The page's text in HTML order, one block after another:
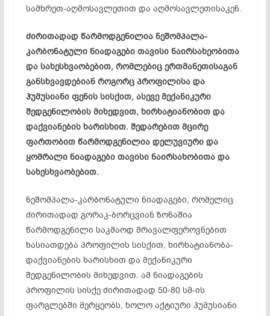
სამხრეთ-აღმოსავლეთით და აღმოსავლეთისაკენ.
ძირითადად წარმოდგენილია ნეშომპალა-
კარბონატული ნიადაგები თავისი ნაირსახეობითა
და სახესხვაობებით, რომლებიც ერთმანეთისაგან
განსხვავდებიან როგორც პროფილისა და
ჰუმუსიანი ფენის სისქით, ასევე მექანიკური
შედგენილობის მიხედვით, ხირხატიანობით და
დაქვიანების ხარისხით. შედარებით მცირე
ფართობით წარმოდგენილია დელუვიური და
ყომრალი ნიადაგები თავისი ნაირსახობითა და
სახესხვაობებით.
ნეშომპალა-კარბონატული ნიადაგები, რომელიც
ძირითადად გორაკ-ბორცვიან ზონაშია
წარმოდგენილი საკმაოდ მრავალფეროვნებით
ხასიათდება პროფილის სისქით, ხირხატიანობა-
დაქვიანების ხარისხით და მექანიკური
შედგენილობის მიხედვით. ამ ნიადაგების
პროფილის სისქე ძირითადად 50-80 სმ-ის
ფარგლებში მერყეობს, ხოლო აქტიური ჰუმუსიანი